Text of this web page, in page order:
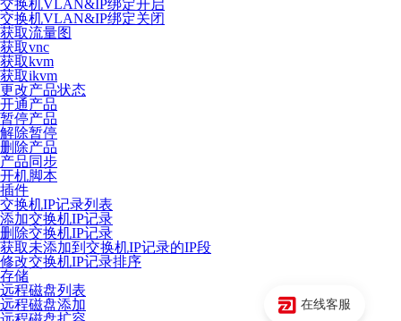
交换机VLAN&IP绑定开启
交换机VLAN&IP绑定关闭
获取流量图
获取vnc
获取kvm
获取ikvm
更改产品状态
开通产品
暂停产品
解除暂停
删除产品
产品同步
开机脚本
插件
交换机IP记录列表
添加交换机IP记录
删除交换机IP记录
获取未添加到交换机IP记录的IP段
修改交换机IP记录排序
存储
远程磁盘列表
远程磁盘添加
在线客服